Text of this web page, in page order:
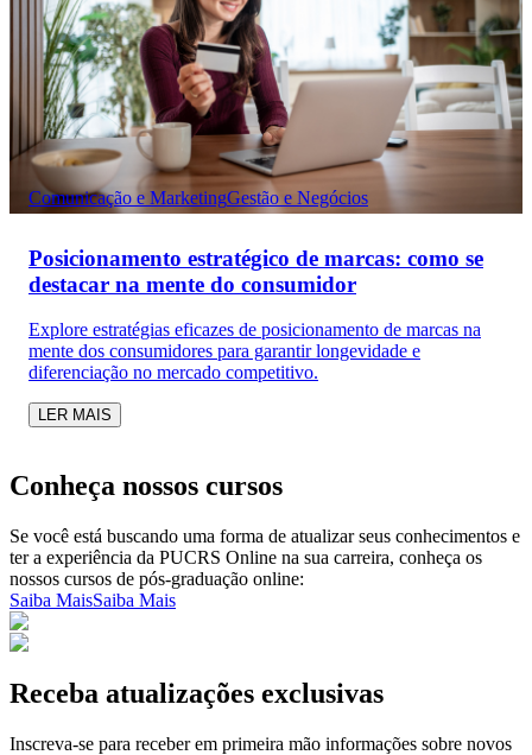
Comunicação e MarketingGestão e Negócios
Posicionamento estratégico de marcas: como se
destacar na mente do consumidor
Explore estratégias eficazes de posicionamento de marcas na
mente dos consumidores para garantir longevidade e
diferenciação no mercado competitivo.
LER MAIS
Conheça nossos cursos
Se você está buscando uma forma de atualizar seus conhecimentos e
ter a experiência da PUCRS Online na sua carreira, conheça os
nossos cursos de pós-graduação online:
Saiba MaisSaiba Mais
Receba atualizações exclusivas
Inscreva-se para receber em primeira mão informações sobre novos